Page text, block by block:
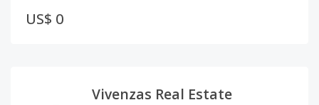
US$ 0
Vivenzas Real Estate